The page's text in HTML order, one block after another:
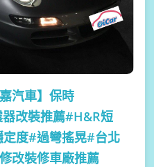
嘉汽車】保時
改裝推薦#H&R短
度#過彎搖晃#台北
改裝修車廠推薦